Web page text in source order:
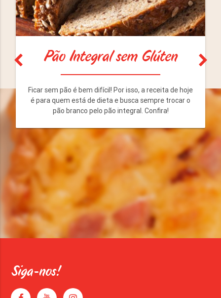
Pão Integral sem Glúten
Ficar sem pão é bem difícil! Por isso, a receita de hoje
é para quem está de dieta e busca sempre trocar o
pão branco pelo pão integral. Confira!
Siga-nos!